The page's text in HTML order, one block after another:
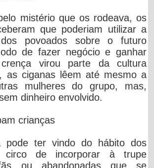
mistério que os rodeava, os
que poderiam utilizar a
dos povoados sobre o futuro
de fazer negócio e ganhar
virou parte da cultura
as ciganas lêem até mesmo a
mulheres do grupo, mas,
dinheiro envolvido.
crianças
pode ter vindo do hábito dos
circo de incorporar à trupe
ou abandonadas que se